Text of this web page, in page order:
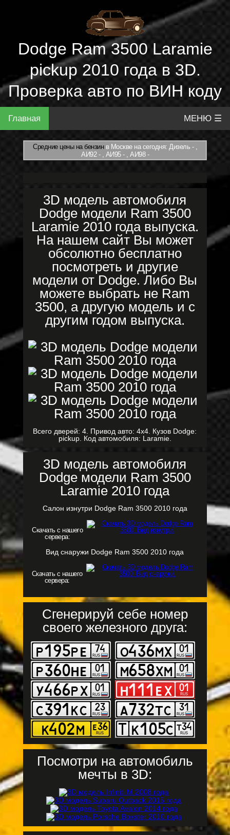
Dodge Ram 3500 Laramie
pickup 2010 года в 3D.
Проверка авто по ВИН коду
Главная МЕНЮ ☰
Средние цены на бензинв Москве на сегодня: Дизель - ,
АИ92 - , АИ95 - , АИ98 -
3D модель автомобиля
Dodge модели Ram 3500
Laramie 2010 года выпуска.
На нашем сайт Вы может
обсолютно бесплатно
посмотреть и другие
модели от Dodge. Либо Вы
можете выбрать не Ram
3500, а другую модель и с
другим годом выпуска.
Всего дверей: 4. Привод авто: 4x4. Кузов Dodge:
pickup. Код автомобиля: Laramie.
3D модель автомобиля
Dodge модели Ram 3500
Laramie 2010 года
Салон изнутри Dodge Ram 3500 2010 года
Скачать с нашего
сервера:
Вид снаружи Dodge Ram 3500 2010 года
Скачать с нашего
сервера:
Сгенерируй себе номер
своего железного друга:
Посмотри на автомобиль
мечты в 3D: